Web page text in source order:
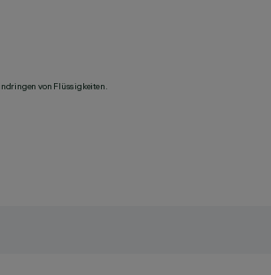
von Flüssigkeiten.